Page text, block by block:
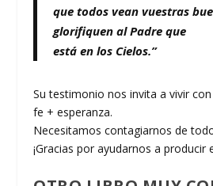
que todos vean vuestras
glorifiquen al Padre que
está en los Cielos.”
Su testimonio nos invita a vivir
fe + esperanza.
Necesitamos contagiarnos de
¡Gracias por ayudarnos a producir